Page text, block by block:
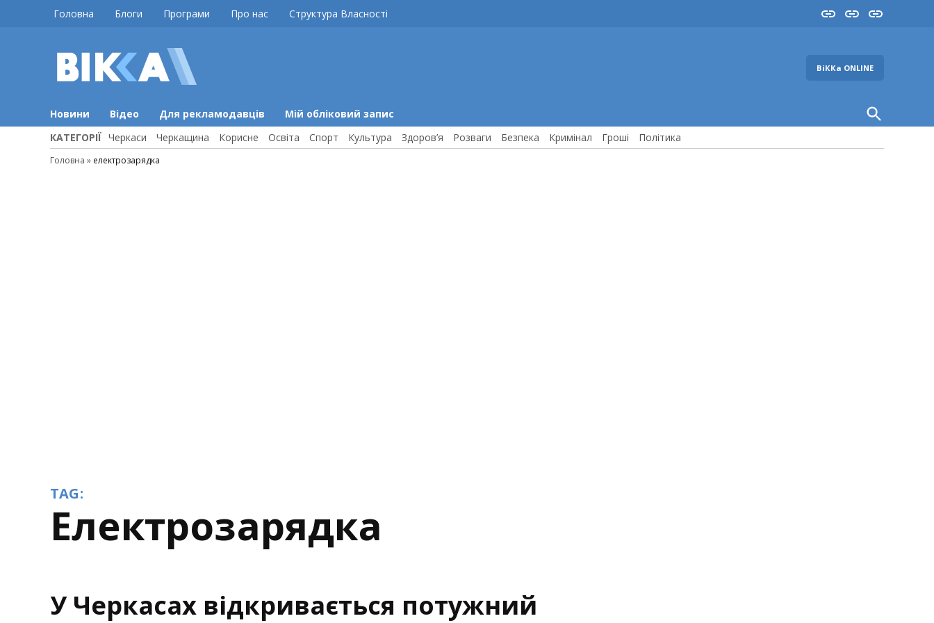
Головна Блоги Програми Про нас Структура Власності InstaYouTube
FB
ВіККа ONLINE
Новини Відео Для рекламодавців Мій обліковий запис
Open
Search
КАТЕГОРІЇ Черкаси Черкащина Корисне Освіта Спорт Культура Здоров’я Розваги Безпека Кримінал Гроші Політика
Головна » електрозарядка
TAG:
електрозарядка
У Черкасах відкривається потужний